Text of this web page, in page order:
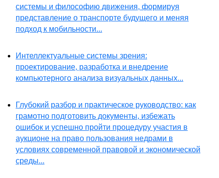
системы и философию движения, формируя
представление о транспорте будущего и меняя
подход к мобильности...
Интеллектуальные системы зрения:
проектирование, разработка и внедрение
компьютерного анализа визуальных данных...
Глубокий разбор и практическое руководство: как
грамотно подготовить документы, избежать
ошибок и успешно пройти процедуру участия в
аукционе на право пользования недрами в
условиях современной правовой и экономической
среды...